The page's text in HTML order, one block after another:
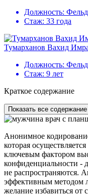
Должность:
Стаж: 33 года
Тумарханов Вахид
Должность:
Стаж: 9 лет
Краткое содержание
Показать все содержание
Анонимное
которая
ключевым фактором
конфиденциальности -
не распространяются.
эффективным методом
желание избавиться от